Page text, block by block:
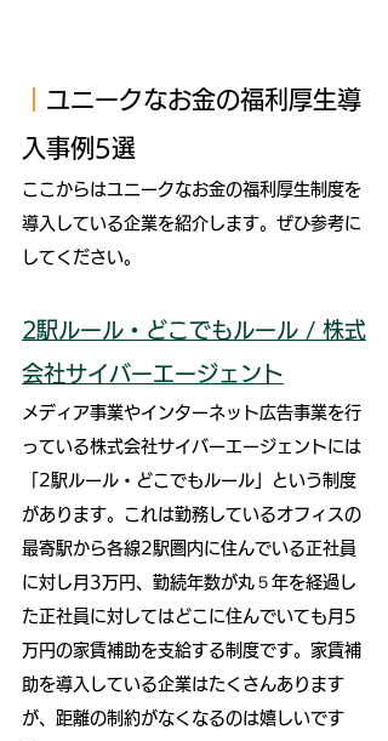
ユニークなお金の福利厚生導
入事例5選
ここからはユニークなお金の福利厚生制度を
導入している企業を紹介します。ぜひ参考に
してください。
2駅ルール・どこでもルール / 株式
会社サイバーエージェント
メディア事業やインターネット広告事業を行
っている株式会社サイバーエージェントには
「2駅ルール・どこでもルール」という制度
があります。これは勤務しているオフィスの
最寄駅から各線2駅圏内に住んでいる正社員
に対し月3万円、勤続年数が丸５年を経過し
た正社員に対してはどこに住んでいても月5
万円の家賃補助を支給する制度です。家賃補
助を導入している企業はたくさんあります
が、距離の制約がなくなるのは嬉しいです